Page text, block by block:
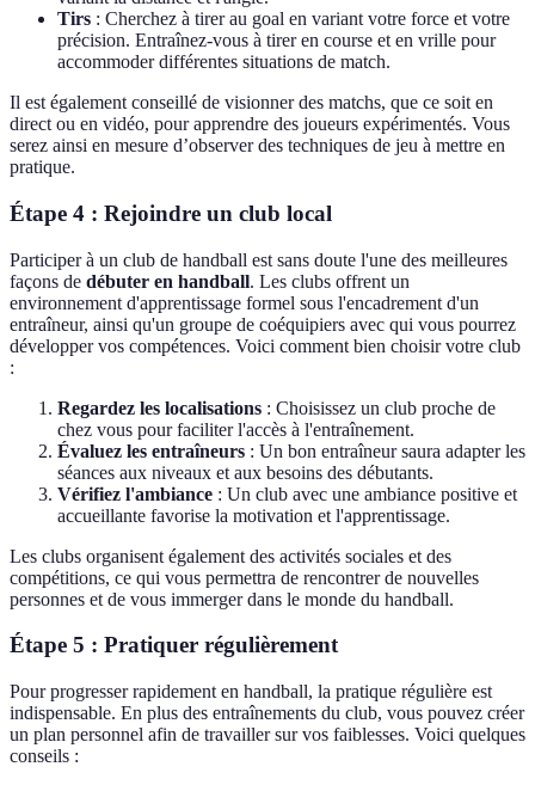
Tirs : Cherchez à tirer au goal en variant votre force et votre
précision. Entraînez-vous à tirer en course et en vrille pour
accommoder différentes situations de match.
Il est également conseillé de visionner des matchs, que ce soit en
direct ou en vidéo, pour apprendre des joueurs expérimentés. Vous
serez ainsi en mesure d’observer des techniques de jeu à mettre en
pratique.
Étape 4 : Rejoindre un club local
Participer à un club de handball est sans doute l'une des meilleures
façons de débuter en handball. Les clubs offrent un
environnement d'apprentissage formel sous l'encadrement d'un
entraîneur, ainsi qu'un groupe de coéquipiers avec qui vous pourrez
développer vos compétences. Voici comment bien choisir votre club
:
Regardez les localisations : Choisissez un club proche de
chez vous pour faciliter l'accès à l'entraînement.
Évaluez les entraîneurs : Un bon entraîneur saura adapter les
séances aux niveaux et aux besoins des débutants.
Vérifiez l'ambiance : Un club avec une ambiance positive et
accueillante favorise la motivation et l'apprentissage.
Les clubs organisent également des activités sociales et des
compétitions, ce qui vous permettra de rencontrer de nouvelles
personnes et de vous immerger dans le monde du handball.
Étape 5 : Pratiquer régulièrement
Pour progresser rapidement en handball, la pratique régulière est
indispensable. En plus des entraînements du club, vous pouvez créer
un plan personnel afin de travailler sur vos faiblesses. Voici quelques
conseils :